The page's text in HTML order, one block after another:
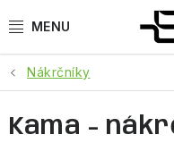
na
ŠPORTY
BEH
Nákrčníky
Kama -